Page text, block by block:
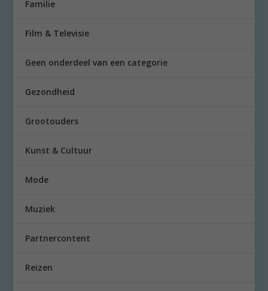
Familie
Film & Televisie
Geen onderdeel van een categorie
Gezondheid
Grootouders
Kunst & Cultuur
Mode
Muziek
Partnercontent
Reizen